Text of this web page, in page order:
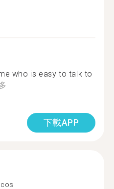
who is easy to talk to
下載APP